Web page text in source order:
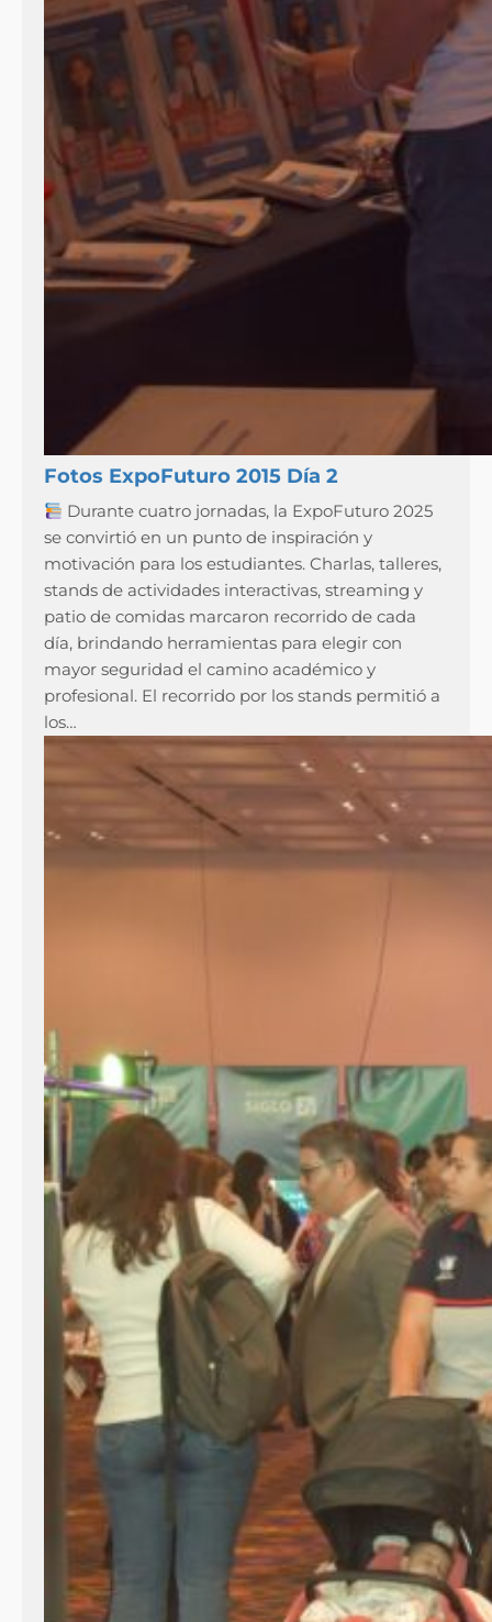
Fotos ExpoFuturo 2015 Día 2
Durante cuatro jornadas, la ExpoFuturo 2025
se convirtió en un punto de inspiración y
motivación para los estudiantes. Charlas, talleres,
stands de actividades interactivas, streaming y
patio de comidas marcaron recorrido de cada
día, brindando herramientas para elegir con
mayor seguridad el camino académico y
profesional. El recorrido por los stands permitió a
los…